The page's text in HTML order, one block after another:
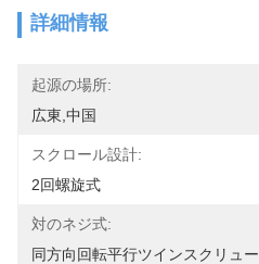
詳細情報
起源の場所:
広東,中国
スクロール設計:
2回螺旋式
対のネジ式:
同方向回転平行ツインスクリュー